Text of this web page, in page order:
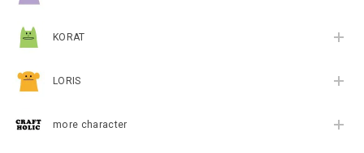
KORAT
LORIS
more character